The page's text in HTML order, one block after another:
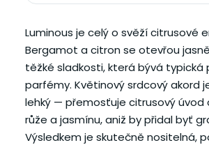
Luminous je celý o svěží citrusové
Bergamot a citron se otevřou
těžké sladkosti, která bývá typická
parfémy. Květinový srdcový akord
lehký — přemosťuje citrusový úvod
růže a jasmínu, aniž by přidal byť
Výsledkem je skutečně nositelná,